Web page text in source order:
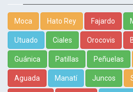
Moca Hato Rey Fajardo
Utuado Ciales Orocovis
Guánica Patillas Peñuelas
Aguada Manatí Juncos